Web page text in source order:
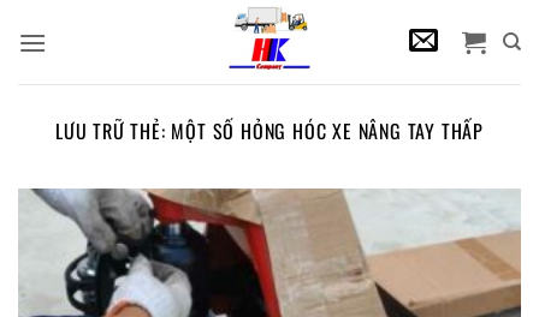
qua
LƯU TRỮ THẺ: MỘT SỐ HỎNG HÓC XE NÂNG TAY THẤP